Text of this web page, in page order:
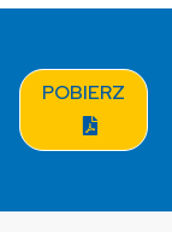
POBIERZ